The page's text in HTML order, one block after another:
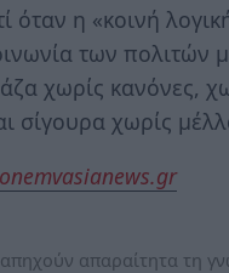
όταν η «κοινή
των πολιτών
χωρίς κανόνες,
σίγουρα χωρίς
απαραίτητα τη